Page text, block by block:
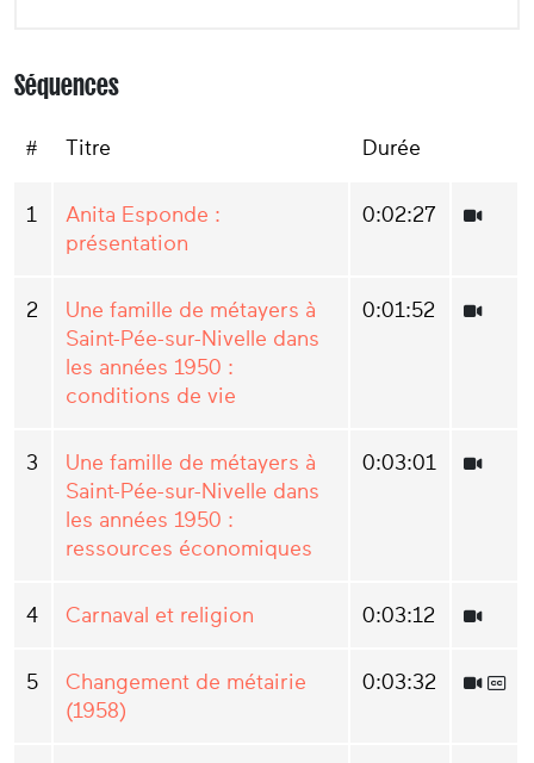
Séquences
# Titre Durée
1
Anita Esponde :
présentation
0:02:27
2
Une famille de métayers à
Saint-Pée-sur-Nivelle dans
les années 1950 :
conditions de vie
0:01:52
3
Une famille de métayers à
Saint-Pée-sur-Nivelle dans
les années 1950 :
ressources économiques
0:03:01
4 Carnaval et religion 0:03:12
5
Changement de métairie
(1958)
0:03:32